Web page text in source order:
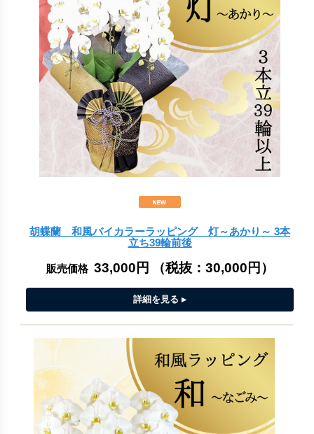
胡蝶蘭 和風バイカラーラッピング 灯～あかり～ 3本
立ち39輪前後
販売価格 33,000円 （税抜： 30,000円 ）